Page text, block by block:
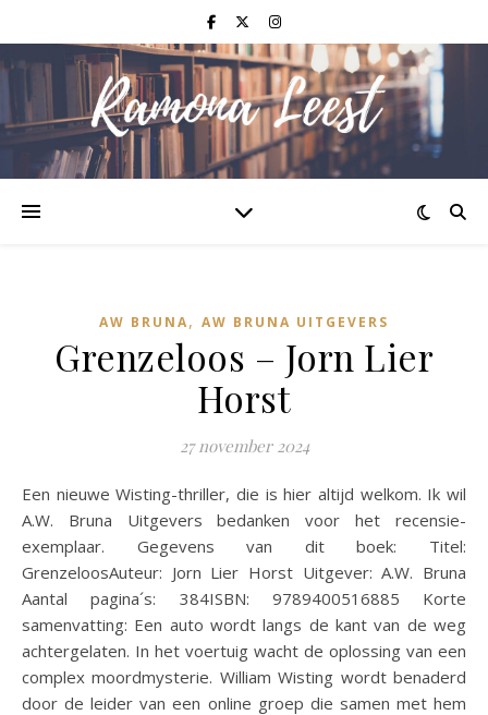
AW BRUNA, AW BRUNA UITGEVERS
Grenzeloos – Jorn Lier
Horst
27 november 2024
Een nieuwe Wisting-thriller, die is hier altijd welkom. Ik wil
A.W. Bruna Uitgevers bedanken voor het recensie-
exemplaar. Gegevens van dit boek: Titel:
GrenzeloosAuteur: Jorn Lier Horst Uitgever: A.W. Bruna
Aantal pagina´s: 384ISBN: 9789400516885 Korte
samenvatting: Een auto wordt langs de kant van de weg
achtergelaten. In het voertuig wacht de oplossing van een
complex moordmysterie. William Wisting wordt benaderd
door de leider van een online groep die samen met hem